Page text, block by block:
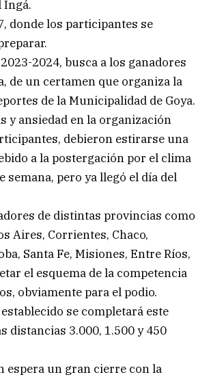
Ingá.
donde los participantes se
2024, busca a los ganadores
de un certamen que organiza la
de la Municipalidad de Goya.
y ansiedad en la organización
debieron estirarse una
a la postergación por el clima
semana, pero ya llegó el día del
de distintas provincias como
Aires, Corrientes, Chaco,
Santa Fe, Misiones, Entre Ríos,
el esquema de la competencia
obviamente para el podio.
se completará este
distancias 3.000, 1.500 y 450
espera un gran cierre con la